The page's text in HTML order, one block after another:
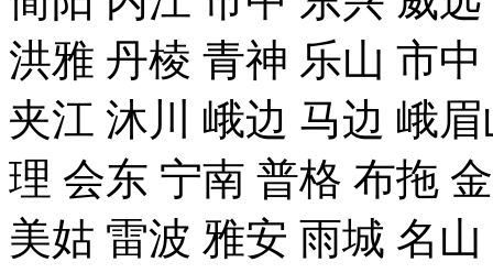
洪雅 丹棱 青神 乐山 市
夹江 沐川 峨边 马边 峨
理 会东 宁南 普格 布拖
美姑 雷波 雅安 雨城 名